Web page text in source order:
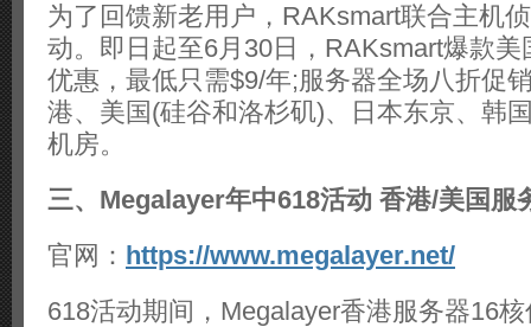
为了回馈新老用户，RAKsmart联合主机
动。即日起至6月30日，RAKsmart爆款
优惠，最低只需$9/年;服务器全场八折促
港、美国(硅谷和洛杉矶)、日本东京、韩
机房。
三、Megalayer年中618活动 香港/美国服
官网： https://www.megalayer.net/
618活动期间，Megalayer香港服务器16